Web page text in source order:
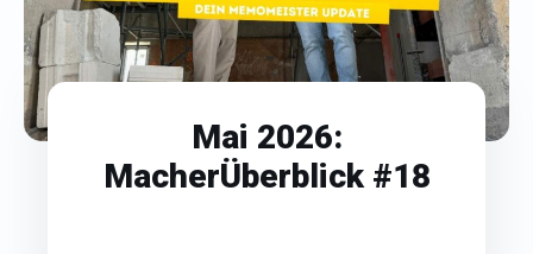
Mai 2026:
MacherÜberblick #18